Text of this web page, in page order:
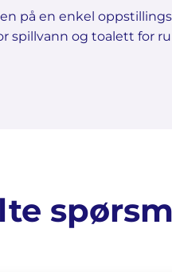
på en enkel
spillvann og toalett for